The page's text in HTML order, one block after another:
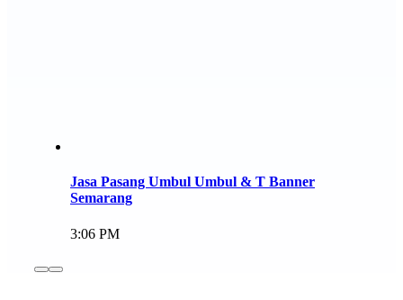
Jasa Pasang Umbul Umbul & T Banner
Semarang
3:06 PM